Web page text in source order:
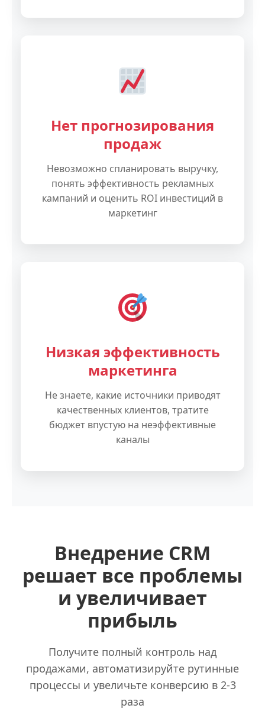
Нет прогнозирования
продаж
Невозможно спланировать выручку,
понять эффективность рекламных
кампаний и оценить ROI инвестиций в
маркетинг
Низкая эффективность
маркетинга
Не знаете, какие источники приводят
качественных клиентов, тратите
бюджет впустую на неэффективные
каналы
Внедрение CRM
решает все проблемы
и увеличивает
прибыль
Получите полный контроль над
продажами, автоматизируйте рутинные
процессы и увеличьте конверсию в 2-3
раза